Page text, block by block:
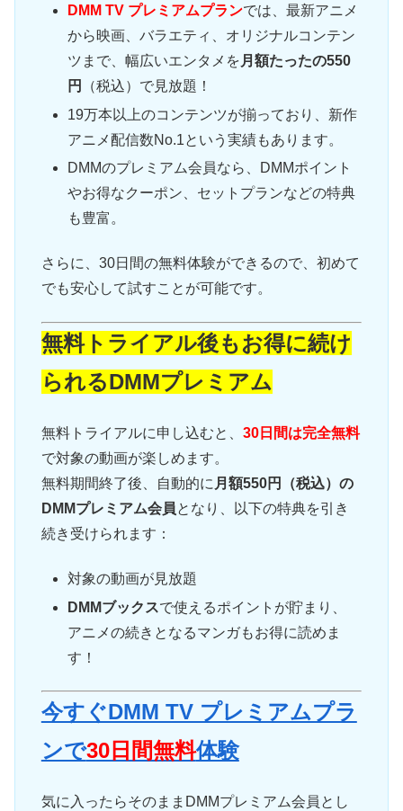
DMM TV プレミアムプランでは、最新アニメ
から映画、バラエティ、オリジナルコンテン
ツまで、幅広いエンタメを 月額たったの550
円
（税込）で見放題！
19万本以上のコンテンツが揃っており、新作
アニメ配信数No.1という実績もあります。
DMMのプレミアム会員なら、DMMポイント
やお得なクーポン、セットプランなどの特典
も豊富。
さらに、30日間の無料体験ができるので、初めて
でも安心して試すことが可能です。
無料トライアル後もお得に続け
られるDMMプレミアム
無料トライアルに申し込むと、 30日間は完全無料
で対象の動画が楽しめます。
無料期間終了後、自動的に 月額550円（税込）の
DMMプレミアム会員となり、以下の特典を引き
続き受けられます：
対象の動画が見放題
DMMブックスで使えるポイントが貯まり、
アニメの続きとなるマンガもお得に読めま
す！
今すぐDMM TV プレミアムプラ
ンで30日間無料体験
気に入ったらそのままDMMプレミアム会員とし